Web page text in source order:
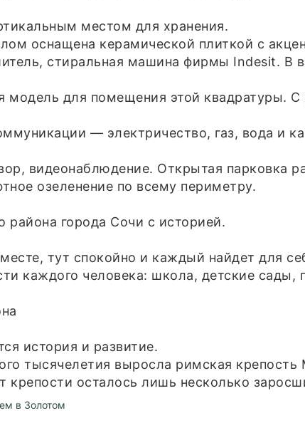
местом для хранения.
оснащена керамической плиткой с
стиральная машина фирмы Indesit. В
модель для помещения этой квадратуры.
— электричество, газ, вода и
видеонаблюдение. Открытая парковка
озеленение по всему периметру.
города Сочи с историей.
тут спокойно и каждый найдет для
каждого человека: школа, детские
история и развитие.
тысячелетия выросла римская
осталось лишь несколько
в Золотом